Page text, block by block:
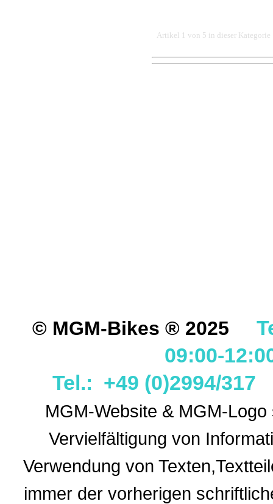
Artikel 1 von 5 in dieser Kategorie
© MGM-Bikes ® 2025
09:00-
Tel.: +49 (0)2994/
MGM-Website & MGM-
Vervielfältigung von
Verwendung von
immer der vorherigen